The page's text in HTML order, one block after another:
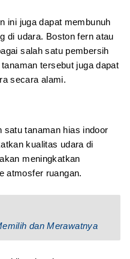
ini juga dapat membunuh
di udara. Boston fern atau
salah satu pembersih
tersebut juga dapat
secara alami.
satu tanaman hias indoor
kualitas udara di
meningkatkan
atmosfer ruangan.
dan Merawatnya